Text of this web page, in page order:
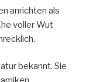
anrichten als
voller Wut
bekannt. Sie